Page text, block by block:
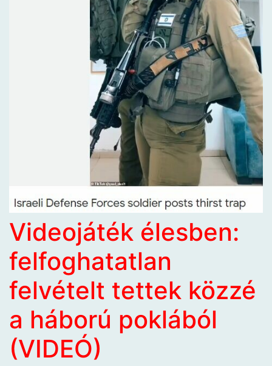
Videojáték élesben:
felfoghatatlan
felvételt tettek közzé
a háború poklából
(VIDEÓ)